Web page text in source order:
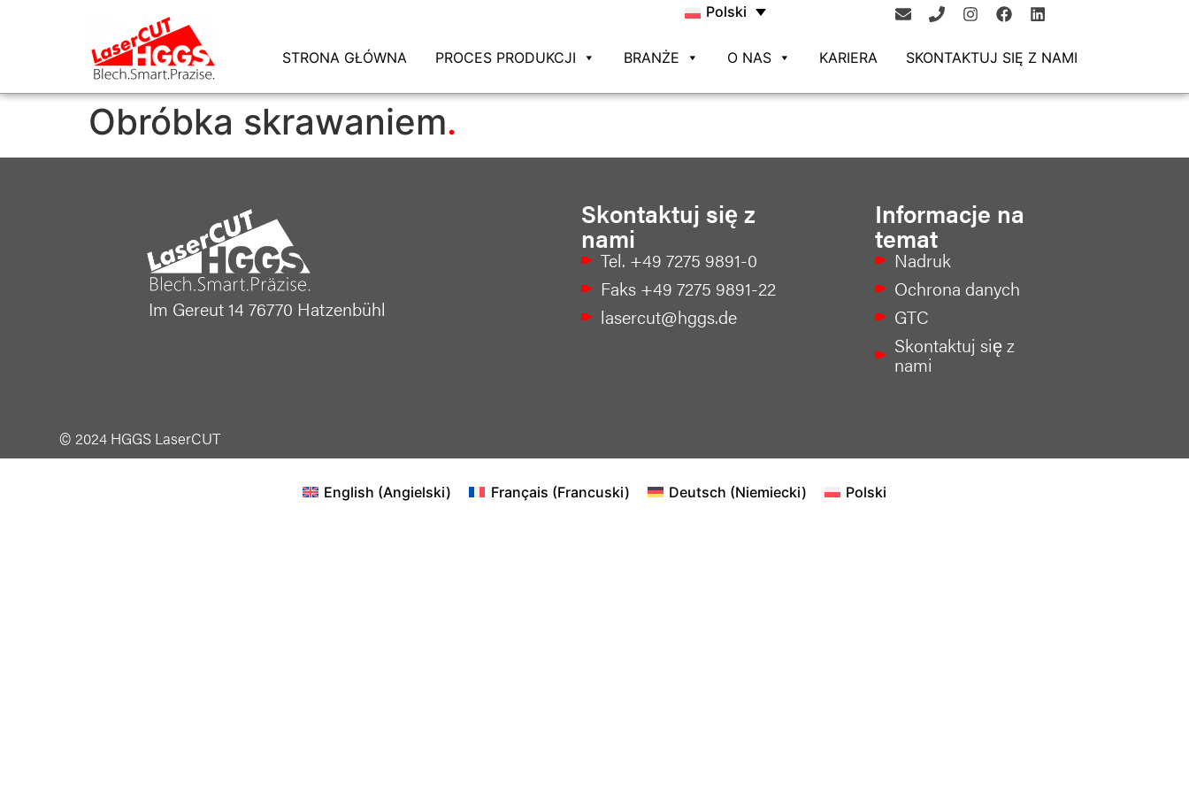
Polski
STRONA GŁÓWNA PROCES PRODUKCJI BRANŻE O NAS KARIERA SKONTAKTUJ SIĘ Z NAMI
Obróbka skrawaniem
Im Gereut 14 76770 Hatzenbühl
Skontaktuj się z
nami
Tel. +49 7275 9891-0
Faks +49 7275 9891-22
lasercut@hggs.de
Informacje na
temat
Nadruk
Ochrona danych
GTC
Skontaktuj się z
nami
© 2024 HGGS LaserCUT
English (Angielski) Français (Francuski) Deutsch (Niemiecki) Polski